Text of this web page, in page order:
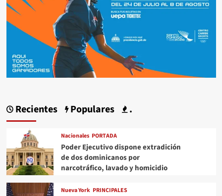
Recientes Populares .
Nacionales PORTADA
Poder Ejecutivo dispone extradición
de dos dominicanos por
narcotráfico, lavado y homicidio
Nueva York PRINCIPALES